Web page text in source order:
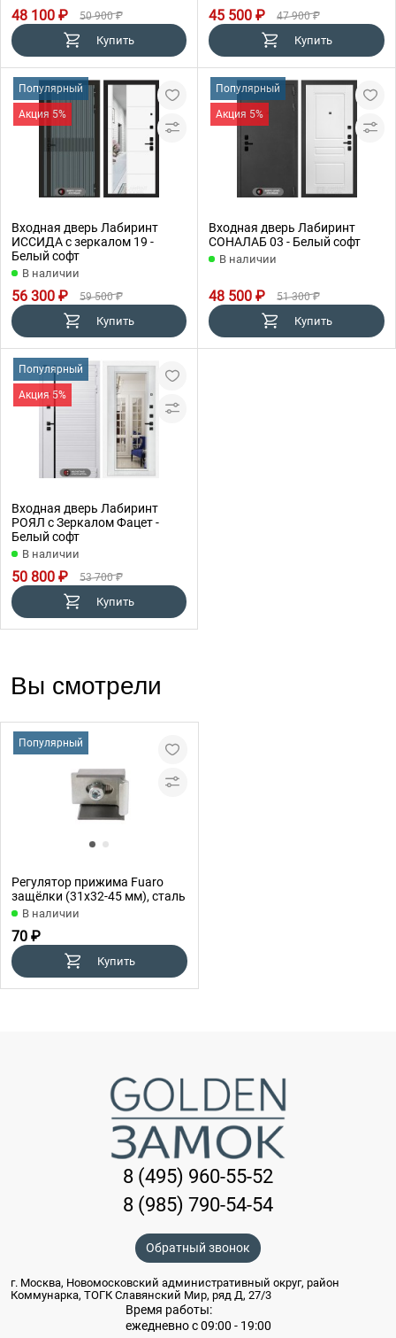
48 100 ₽ 50 900 ₽
Купить
45 500 ₽ 47 900 ₽
Купить
Популярный
Акция 5%
Входная дверь Лабиринт
ИССИДА с зеркалом 19 -
Белый софт
В наличии
56 300 ₽ 59 500 ₽
Купить
Популярный
Акция 5%
Входная дверь Лабиринт
СОНАЛАБ 03 - Белый софт
В наличии
48 500 ₽ 51 300 ₽
Купить
Популярный
Акция 5%
Входная дверь Лабиринт
РОЯЛ с Зеркалом Фацет -
Белый софт
В наличии
50 800 ₽ 53 700 ₽
Купить
Вы смотрели
Популярный
Регулятор прижима Fuaro
защёлки (31х32-45 мм), сталь
В наличии
70 ₽
Купить
8 (495) 960-55-52
8 (985) 790-54-54
Обратный звонок
г. Москва, Новомосковский административный округ, район
Коммунарка, ТОГК Славянский Мир, ряд Д, 27/3
Время работы:
ежедневно с 09:00 - 19:00